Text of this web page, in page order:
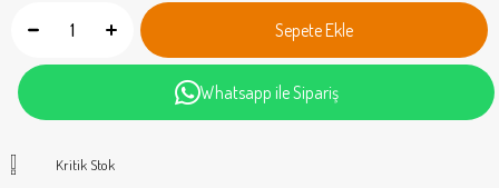
Whatsapp ile Sipariş
Kritik Stok